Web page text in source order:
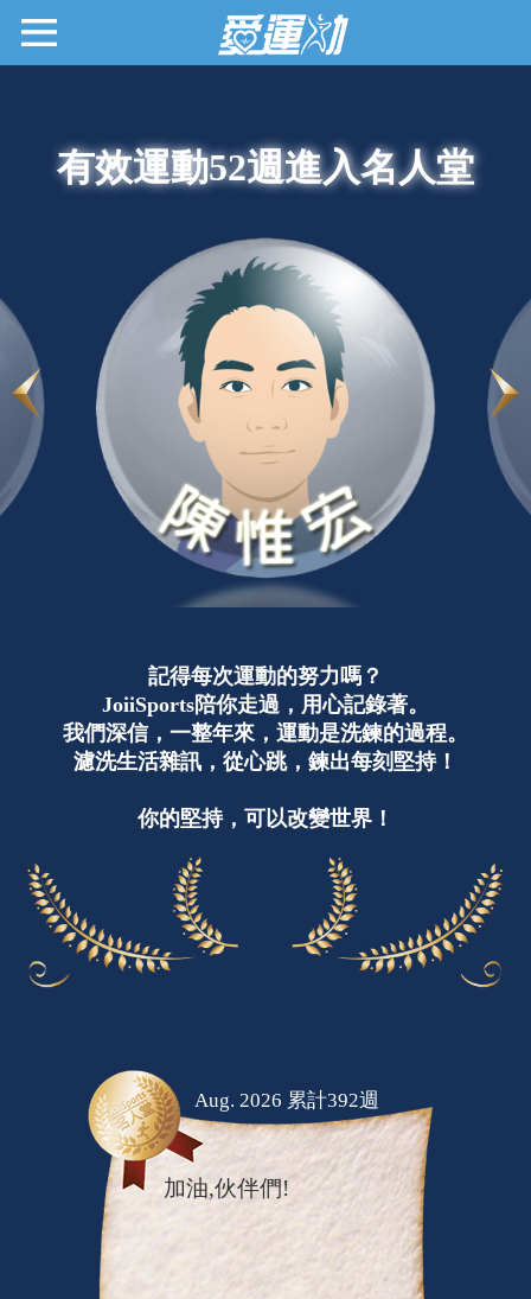
有效運動52週進入名人堂
記得每次運動的努力嗎？
JoiiSports陪你走過，用心記錄著。
我們深信，一整年來，運動是洗鍊的過程。
濾洗生活雜訊，從心跳，鍊出每刻堅持！
你的堅持，可以改變世界！
加油,伙伴們!